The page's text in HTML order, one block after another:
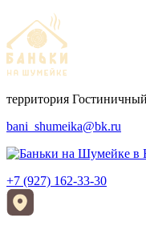
территория
bani_shumeika@bk.ru
+7 (927) 162-33-30